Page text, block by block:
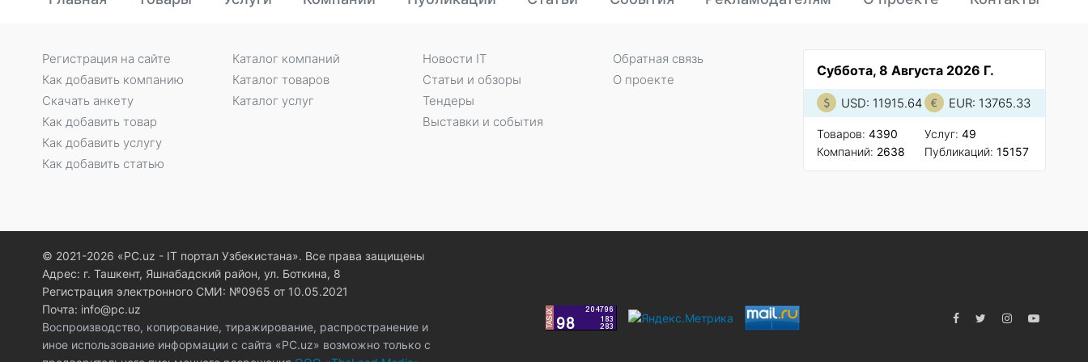
Суббота, 8 Августа 2026 Г.
USD: 11915.64 EUR: 13765.33
Товаров: 4390
Компаний: 2638
Услуг: 49
Публикаций: 15157
Регистрация на сайте
Как добавить компанию
Скачать анкету
Как добавить товар
Как добавить услугу
Как добавить статью
Каталог компаний
Каталог товаров
Каталог услуг
Новости IT
Статьи и обзоры
Тендеры
Выставки и события
Обратная связь
О проекте
© 2021-2026 «PC.uz - IT портал Узбекистана». Все права защищены
Адрес: г. Ташкент, Яшнабадский район, ул. Боткина, 8
Регистрация электронного СМИ: №0965 от 10.05.2021
Почта: info@pc.uz
Воспроизводство, копирование, тиражирование, распространение и
иное использование информации с сайта «PC.uz» возможно только с